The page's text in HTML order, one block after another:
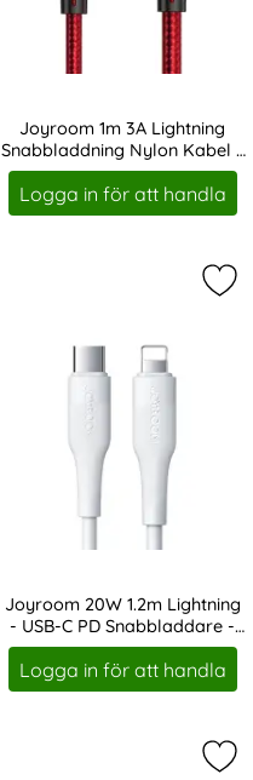
Joyroom 1m 3A Lightning
Snabbladdning Nylon Kabel -
Röd
Art. nr 19306
Logga in för att handla
joyroom 20W 1.2m
Joyroom 20W 1.2m Lightning
- USB-C PD Snabbladdare -
Vit
Art. nr 19312
Logga in för att handla
joyroom 1.5m 3A